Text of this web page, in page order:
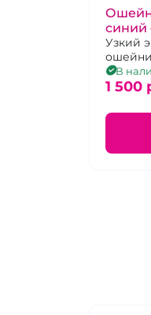
синий
Узкий
В
1 500